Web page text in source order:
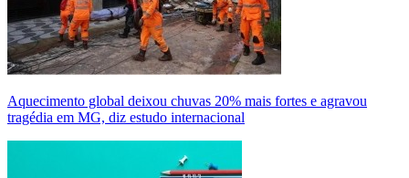
Aquecimento global deixou chuvas 20% mais fortes e agravou
tragédia em MG, diz estudo internacional